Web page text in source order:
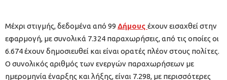
Μέχρι στιγμής, δεδομένα από 99 Δήμους έχουν εισαχθεί στην
εφαρμογή, με συνολικά 7.324 παραχωρήσεις, από τις οποίες οι
6.674 έχουν δημοσιευθεί και είναι ορατές πλέον στους πολίτες.
Ο συνολικός αριθμός των ενεργών παραχωρήσεων με
ημερομηνία έναρξης και λήξης, είναι 7.298, με περισσότερες